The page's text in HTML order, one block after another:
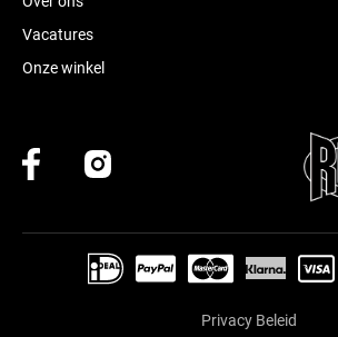
Vacatures
Onze winkel
Privacy Beleid